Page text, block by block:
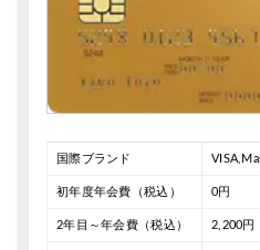
国際ブランド
初年度年会費（税込） 0円
2年目～年会費（税込） 2,200円